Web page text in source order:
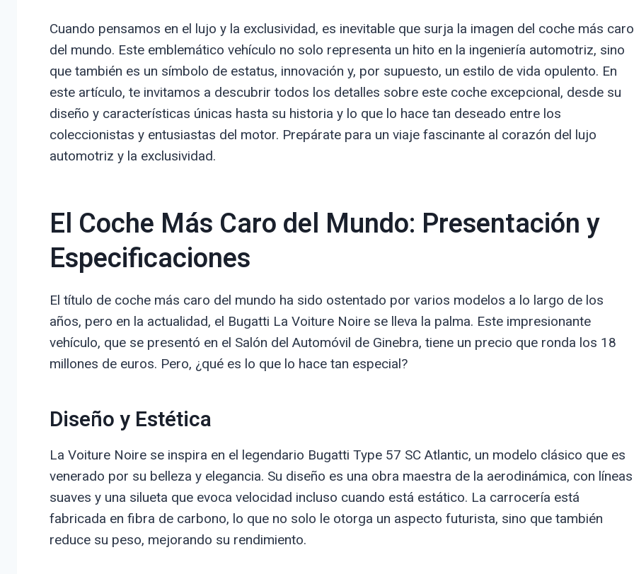
Cuando pensamos en el lujo y la exclusividad, es inevitable que surja la imagen del coche más caro
del mundo. Este emblemático vehículo no solo representa un hito en la ingeniería automotriz, sino
que también es un símbolo de estatus, innovación y, por supuesto, un estilo de vida opulento. En
este artículo, te invitamos a descubrir todos los detalles sobre este coche excepcional, desde su
diseño y características únicas hasta su historia y lo que lo hace tan deseado entre los
coleccionistas y entusiastas del motor. Prepárate para un viaje fascinante al corazón del lujo
automotriz y la exclusividad.
El Coche Más Caro del Mundo: Presentación y
Especificaciones
El título de coche más caro del mundo ha sido ostentado por varios modelos a lo largo de los
años, pero en la actualidad, el Bugatti La Voiture Noire se lleva la palma. Este impresionante
vehículo, que se presentó en el Salón del Automóvil de Ginebra, tiene un precio que ronda los 18
millones de euros. Pero, ¿qué es lo que lo hace tan especial?
Diseño y Estética
La Voiture Noire se inspira en el legendario Bugatti Type 57 SC Atlantic, un modelo clásico que es
venerado por su belleza y elegancia. Su diseño es una obra maestra de la aerodinámica, con líneas
suaves y una silueta que evoca velocidad incluso cuando está estático. La carrocería está
fabricada en fibra de carbono, lo que no solo le otorga un aspecto futurista, sino que también
reduce su peso, mejorando su rendimiento.